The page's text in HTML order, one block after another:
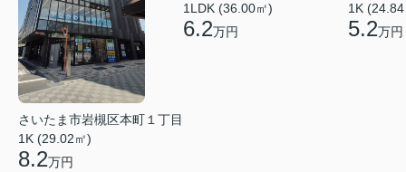
さいたま市岩槻区本町１丁目
1K (29.02㎡)
8.2万円
1LDK (36.00㎡)
6.2万円
1K
5.2万円